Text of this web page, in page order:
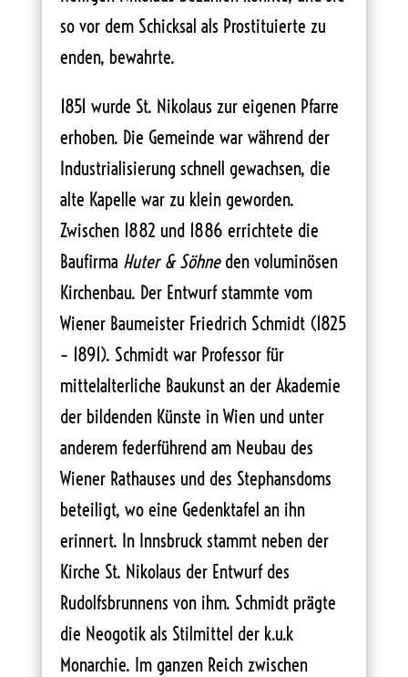
so vor dem Schicksal als Prostituierte zu
enden, bewahrte.
1851 wurde St. Nikolaus zur eigenen Pfarre
erhoben. Die Gemeinde war während der
Industrialisierung schnell gewachsen, die
alte Kapelle war zu klein geworden.
Zwischen 1882 und 1886 errichtete die
Baufirma Huter & Söhneden voluminösen
Kirchenbau. Der Entwurf stammte vom
Wiener Baumeister Friedrich Schmidt (1825
– 1891). Schmidt war Professor für
mittelalterliche Baukunst an der Akademie
der bildenden Künste in Wien und unter
anderem federführend am Neubau des
Wiener Rathauses und des Stephansdoms
beteiligt, wo eine Gedenktafel an ihn
erinnert. In Innsbruck stammt neben der
Kirche St. Nikolaus der Entwurf des
Rudolfsbrunnens von ihm. Schmidt prägte
die Neogotik als Stilmittel der k.u.k
Monarchie. Im ganzen Reich zwischen